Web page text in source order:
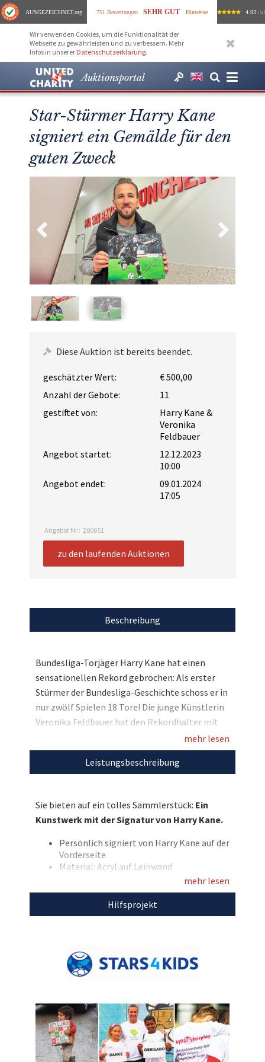
AUSGEZEICHNET.org 751 Bewertungen SEHR GUT Hinweise 4.93 /
Wir verwenden Cookies, um die Funktionalität der
Webseite zu gewährleisten und zu verbessern. Mehr
Infos in unserer Datenschutzerklärung.
Auktionsportal
Star-Stürmer Harry Kane
signiert ein Gemälde für den
guten Zweck
Diese Auktion ist bereits beendet.
geschätzter Wert:
€ 500,00
Anzahl der Gebote:
11
gestiftet von:
Harry Kane &
Veronika
Feldbauer
Angebot startet:
12.12.2023
10:00
Angebot endet:
09.01.2024
17:05
Angebot Nr.: 280651
zu den laufenden Auktionen
Beschreibung
Bundesliga-Torjäger Harry Kane hat einen
sensationellen Rekord gebrochen: Als erster
Stürmer der Bundesliga-Geschichte schoss er in
nur zwölf Spielen 18 Tore! Die junge Künstlerin
Veronika Feldbauer hat den Rekordhalter mit
Acrylfarben auf Leinwand verewigt und das Bild
der Stiftung Stars4Kids zur Verfügung gestellt,
um damit Kindern in Not zu helfen. Harry Kane
veredelt. Bieten Sie jetzt mit und unterstützen
Sie den guten Zweck!
Entdecken Sie bei uns auch weitere
einzigartige Auktionen für den guten Zweck!
mehr lesen
Leistungsbeschreibung
Sie bieten auf ein tolles Sammlerstück: Ein
Kunstwerk mit der Signatur von Harry Kane.
Persönlich signiert von Harry Kane auf der
Vorderseite
Material: Acryl auf Leinwand
Inkl. Fotodruck von Harry Kane mit der
mehr lesen
Hilfsprojekt